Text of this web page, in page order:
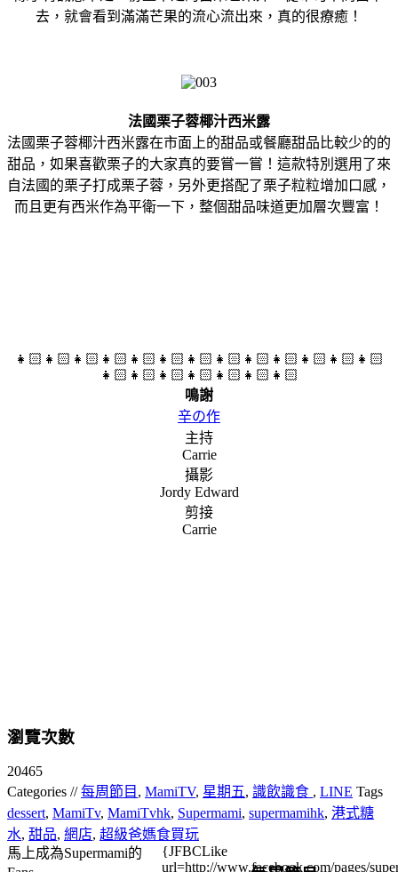
去，就會看到滿滿芒果的流心流出來，真的很療癒！
法國栗子蓉椰汁西米露
法國栗子蓉椰汁西米露在市面上的甜品或餐廳甜品比較少的的
甜品，如果喜歡栗子的大家真的要嘗一嘗！這款特別選用了來
自法國的栗子打成栗子蓉，另外更搭配了栗子粒粒增加口感，
而且更有西米作為平衛一下，整個甜品味道更加層次豐富！
👧🏻👧🏻👧🏻👧🏻👧🏻👧🏻👧🏻👧🏻👧🏻👧🏻👧🏻👧🏻👧🏻
👧🏻👧🏻👧🏻👧🏻👧🏻👧🏻👧🏻
鳴謝
辛の作
主持
Carrie
攝影
Jordy Edward
剪接
Carrie
瀏覽次數
20465
Categories //每周節目 , MamiTV, 星期五, 識飲識食 , LINE Tags
dessert, MamiTv, MamiTvhk, Supermami, supermamihk, 港式糖
水, 甜品, 網店, 超級爸媽食買玩
馬上成為Supermami的
{JFBCLike
url=http://www.facebook.com/pages/